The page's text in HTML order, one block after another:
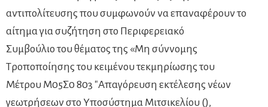
αντιπολίτευσης που συμφωνούν να επαναφέρουν το
αίτημα για συζήτηση στο Περιφερειακό
Συμβούλιο του θέματος της «Μη σύννομης
Τροποποίησης του κειμένου τεκμηρίωσης του
Μέτρου Μ05Σ0 803 "Απαγόρευση εκτέλεσης νέων
γεωτρήσεων στο Υποσύστημα Μιτσικελίου (),